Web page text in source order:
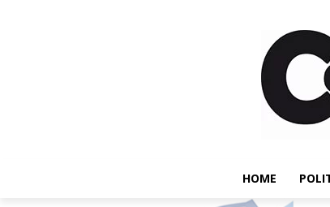
HOME